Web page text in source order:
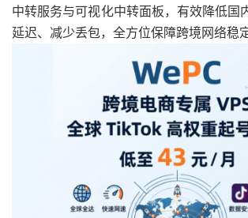
中转服务与可视化中转面板，有效降低国
延迟、减少丢包，全方位保障跨境网络稳